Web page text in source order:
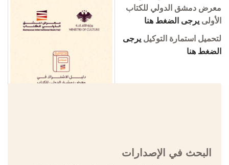
معرض دمشق الدولي للكتاب
الأولى يرجى الضغط هنا
لتحميل استمارة التوكيل يرجى
الضغط هنا
البحث في الإصدارات